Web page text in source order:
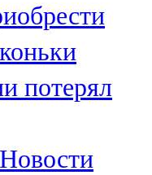
потерял
Новости